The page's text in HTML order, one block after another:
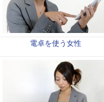
電卓を使う女性